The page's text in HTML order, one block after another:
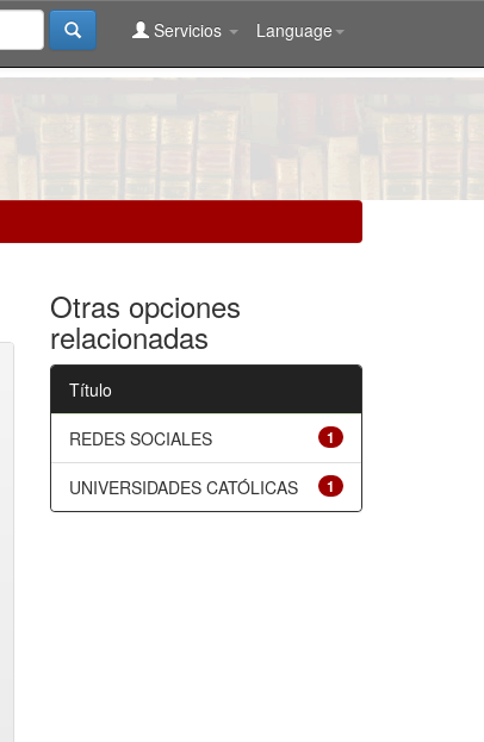
Language
Servicios
Otras opciones
relacionadas
Título
1
REDES SOCIALES
1
UNIVERSIDADES CATÓLICAS